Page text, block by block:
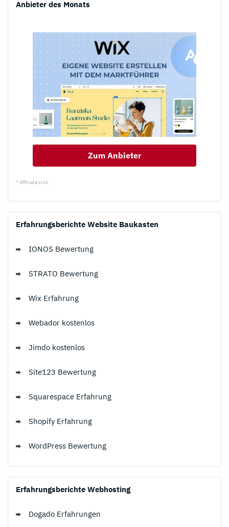
Anbieter des Monats
Zum Anbieter
* Affiliate Link
Erfahrungsberichte Website Baukasten
IONOS Bewertung
STRATO Bewertung
Wix Erfahrung
Webador kostenlos
Jimdo kostenlos
Site123 Bewertung
Squarespace Erfahrung
Shopify Erfahrung
WordPress Bewertung
Erfahrungsberichte Webhosting
Dogado Erfahrungen